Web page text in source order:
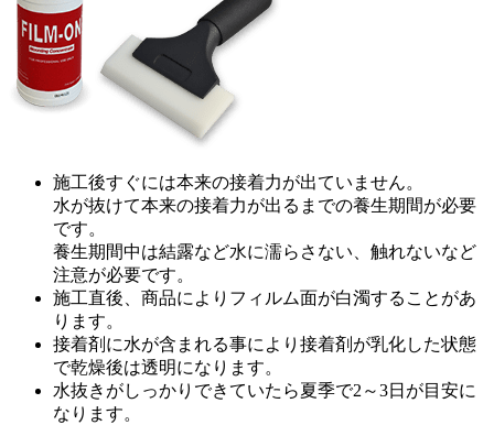
施工後すぐには本来の接着力が出ていません。
水が抜けて本来の接着力が出るまでの養生期間が必要
です。
養生期間中は結露など水に濡らさない、触れないなど
注意が必要です。
施工直後、商品によりフィルム面が白濁することがあ
ります。
接着剤に水が含まれる事により接着剤が乳化した状態
で乾燥後は透明になります。
水抜きがしっかりできていたら夏季で2～3日が目安に
なります。